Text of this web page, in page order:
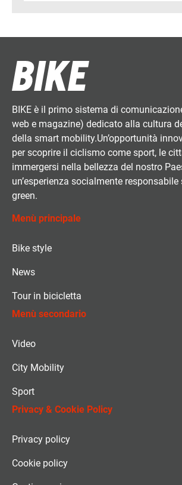
BIKE è il primo sistema di
web e magazine) dedicato alla cultura
della smart mobility.Un’opportunità
per scoprire il ciclismo come sport, le
immergersi nella bellezza del nostro
un’esperienza socialmente responsabile
green.
Menù principale
Bike style
News
Tour in bicicletta
Menù secondario
Video
City Mobility
Sport
Privacy & Cookie Policy
Privacy policy
Cookie policy